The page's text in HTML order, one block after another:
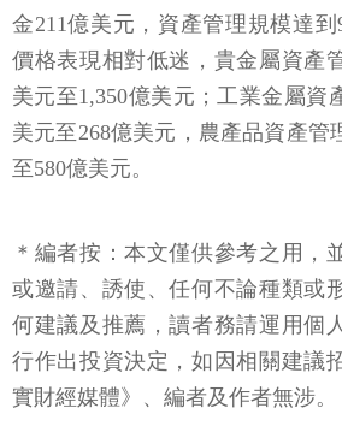
金211億美元，資產管理規模達
價格表現相對低迷，貴金屬資產
美元至1,350億美元；工業金屬資
美元至268億美元，農產品資產管
至580億美元。
＊編者按：本文僅供參考之用，
或邀請、誘使、任何不論種類或
何建議及推薦，讀者務請運用個
行作出投資決定，如因相關建議
實財經媒體》、編者及作者無涉。